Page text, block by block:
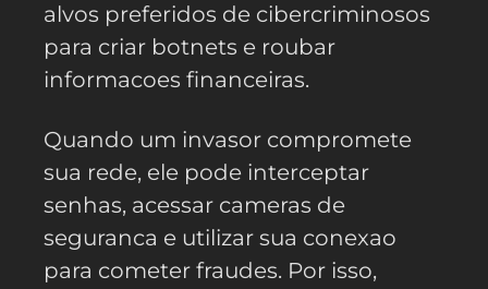
alvos preferidos de cibercriminosos
para criar botnets e roubar
informacoes financeiras.
Quando um invasor compromete
sua rede, ele pode interceptar
senhas, acessar cameras de
seguranca e utilizar sua conexao
para cometer fraudes. Por isso,